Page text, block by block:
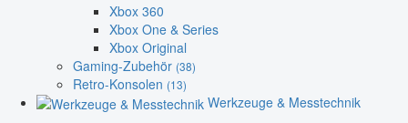
Xbox 360
Xbox One & Series
Xbox Original
Gaming-Zubehör (38)
Retro-Konsolen (13)
Werkzeuge & Messtechnik